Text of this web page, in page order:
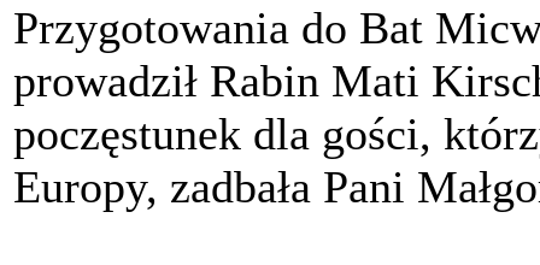
Przygotowania do Bat
prowadził Rabin Mati
poczęstunek dla gości,
Europy, zadbała Pani